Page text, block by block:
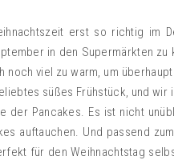
erst so richtig im
in den Supermärkten
noch viel zu warm, um
süßes Frühstück, und
der Pancakes. Es ist nicht
auftauchen. Und passend
für den Weihnachtstag